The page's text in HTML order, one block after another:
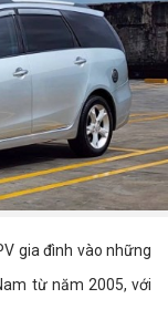
gia đình vào những
từ năm 2005, với